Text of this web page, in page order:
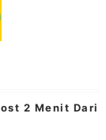
2 Menit Dari